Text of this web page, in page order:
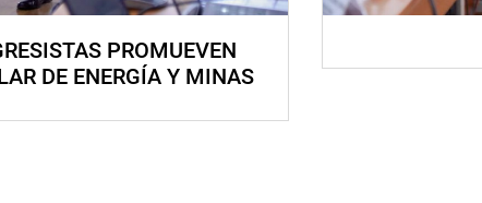
PROMUEVEN
DE ENERGÍA Y MINAS